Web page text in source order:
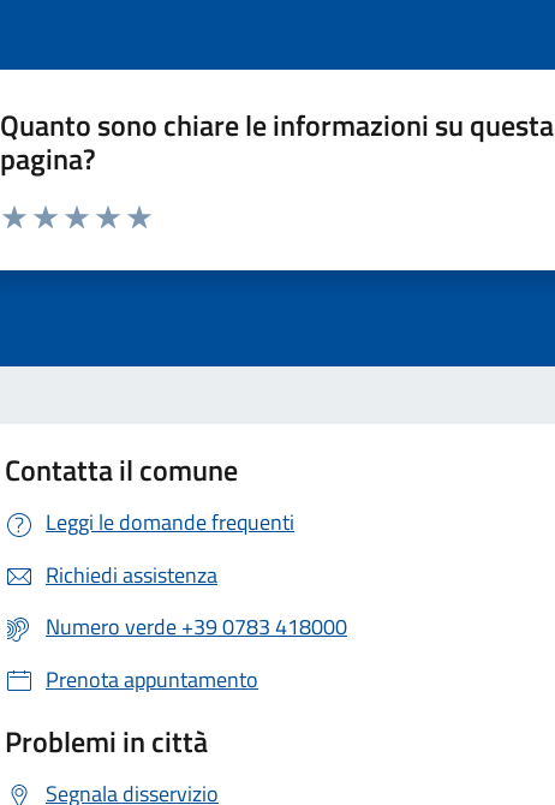
Quanto sono chiare le informazioni su questa
pagina?
Contatta il comune
Leggi le domande frequenti
Richiedi assistenza
Numero verde +39 0783 418000
Prenota appuntamento
Problemi in città
Segnala disservizio